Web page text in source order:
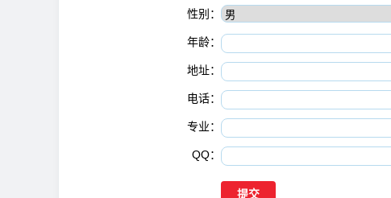
性别：
年龄：
地址：
电话：
专业：
QQ：